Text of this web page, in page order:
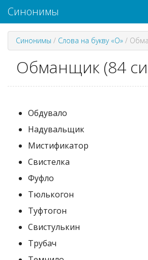
Синонимы
Синонимы / Слова на букву «О» /
Обманщик (84
Обдувало
Надувальщик
Мистификатор
Свистелка
Фуфло
Тюлькогон
Туфтогон
Свистулькин
Трубач